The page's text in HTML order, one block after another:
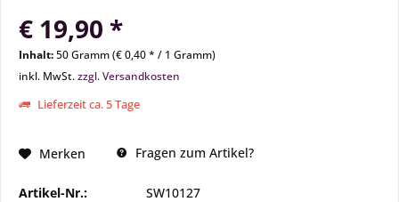
€ 19,90 *
Inhalt:50 Gramm (€ 0,40 * / 1 Gramm)
inkl. MwSt.zzgl. Versandkosten
Lieferzeit ca. 5 Tage
Merken Fragen zum Artikel?
Artikel-Nr.: SW10127